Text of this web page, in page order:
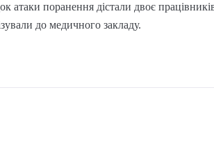
атаки поранення дістали двоє
до медичного закладу.